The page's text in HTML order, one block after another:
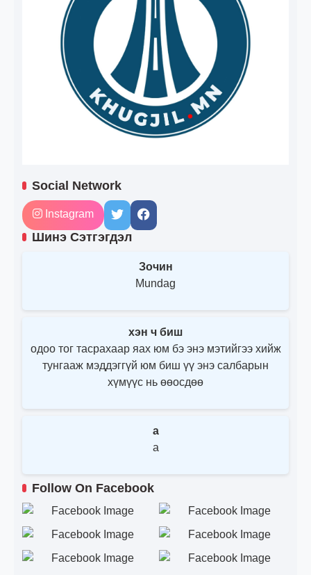
Social Network
Instagram
Шинэ Сэтгэгдэл
Зочин
Mundag
хэн ч биш
одоо тог тасрахаар яах юм бэ энэ мэтийгээ хийж
тунгааж мэддэггүй юм биш үү энэ салбарын
хүмүүс нь өөосдөө
a
a
Follow On Facebook